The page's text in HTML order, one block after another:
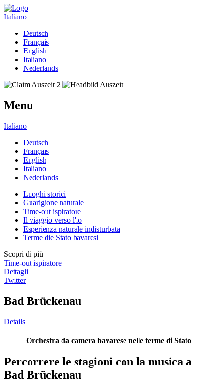
Italiano
Deutsch
Français
English
Italiano
Nederlands
Menu
Italiano
Deutsch
Français
English
Italiano
Nederlands
Luoghi storici
Guarigione naturale
Time-out ispiratore
Il viaggio verso l'io
Esperienza naturale indisturbata
Terme die Stato bavaresi
Scopri di più
Time-out ispiratore
Dettagli
Twitter
Bad Brückenau
Details
Orchestra da camera bavarese nelle terme di Stato
Percorrere le stagioni con la musica a
Bad Brückenau